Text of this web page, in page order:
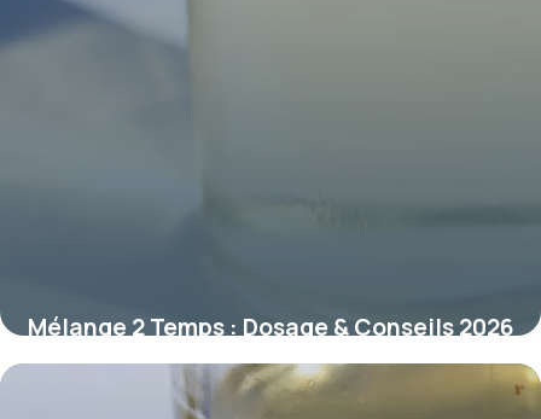
Mélange 2 Temps : Dosage & Conseils 2026
12 juillet 2026